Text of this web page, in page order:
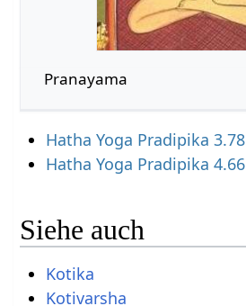
Pranayama
Hatha Yoga Pradipika 3.78
Hatha Yoga Pradipika 4.66
Siehe auch
Kotika
Kotivarsha